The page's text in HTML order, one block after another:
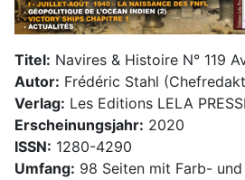
Titel: Navires & Histoire N° 119
Autor: Frédéric Stahl
Verlag: Les Editions LELA
Erscheinungsjahr: 2020
ISSN: 1280-4290
Umfang: 98 Seiten mit Farb-